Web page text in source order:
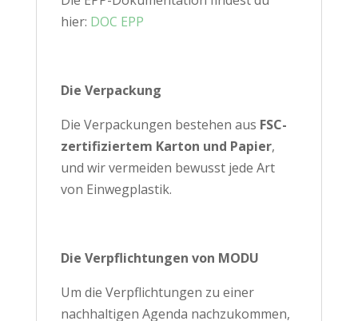
hier: DOC EPP
Die Verpackung
Die Verpackungen bestehen aus FSC-
zertifiziertem Karton und Papier,
und wir vermeiden bewusst jede Art
von Einwegplastik.
Die Verpflichtungen von MODU
Um die Verpflichtungen zu einer
nachhaltigen Agenda nachzukommen,